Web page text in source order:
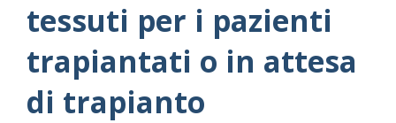
tessuti per i pazienti
trapiantati o in attesa
di trapianto